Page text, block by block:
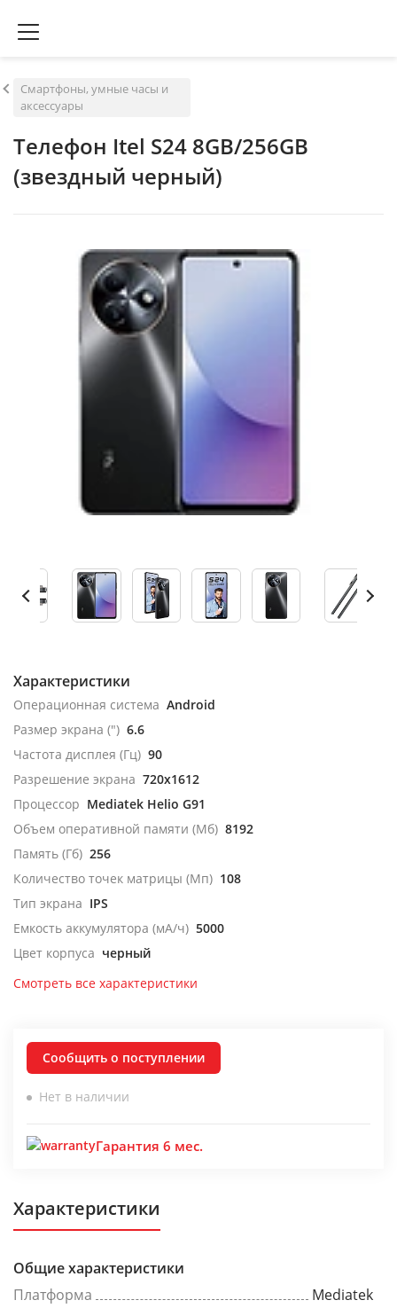
Смартфоны, умные часы и
аксессуары
Телефон Itel S24 8GB/256GB
(звездный черный)
Характеристики
Операционная система Android
Размер экрана (") 6.6
Частота дисплея (Гц) 90
Разрешение экрана 720x1612
Процессор Mediatek Helio G91
Объем оперативной памяти (Мб) 8192
Память (Гб) 256
Количество точек матрицы (Мп) 108
Тип экрана IPS
Емкость аккумулятора (мА/ч) 5000
Цвет корпуса черный
Смотреть все характеристики
Сообщить о поступлении
Нет в наличии
Гарантия 6 мес.
Характеристики
Общие характеристики
Платформа
Mediatek